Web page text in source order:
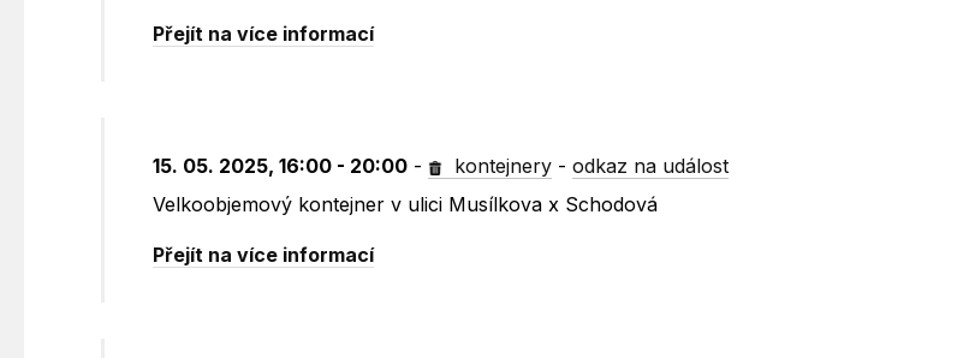
Přejít na více informací
15. 05. 2025, 16:00 - 20:00 - kontejnery -odkaz na událost
Velkoobjemový kontejner v ulici Musílkova x Schodová
Přejít na více informací